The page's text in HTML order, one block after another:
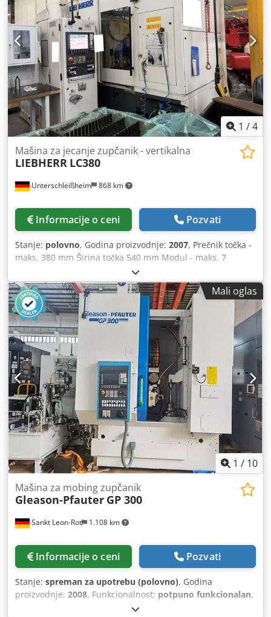
1 /4
Unterschleißheim 868 km
Mašina za jecanje zupčanik - vertikalna
LIEBHERR LC380
Informacije o ceni Pozvati
Stanje: polovno, Godina proizvodnje: 2007, Prečnik točka -
maks. 380 mm Širina točka 540 mm Modul - maks. 7
Upravljanje SINUMERIK 840 D Aksijalni hod 600 mm
Prečnik stola 317 mm Brzina stola 100 obr/min Glava
glodalice - zakretna + / - 35 stepeni Pogon glodalne vretena
27,00 kW Brzine glodala - bezstupanjsko do 1500 obr/min
Prečnik glodala 160 mm Dužina glodala maks. 330 mm
Brzina glave glodalice maks. 3000 1/min Prečnik pužnog
glodala - maks. 160 mm Dužina pužnog glodala - maks. 330
mm Tangencijalni hod maks. 300 mm Aksijalna brzina
10.000 mm/min Tangencijalna brzina maks. 3000 mm/min
Radijalna brzina 7.500 mm/min Codpfeyt Rvhox Actsrf
Zapremina ulja 100 l Zapremina rashladnog sredstva 780 l
Hod protivdržača 540 mm Ukupna potrebna snaga 50,00
kW Težina mašine cca 16,00 t Potreban prostor cca 6,00 x
4,50 x V3,50 m za sledeće procese: aksijalno valjčno
glodanje, povremeno glodanje, glodanje pužnih točkova,
fazetiranje, ovilavanje; NC protivdržač
Mali oglas
1 / 10
Sankt Leon-Rot 1.108 km
Mašina za mobing zupčanik
Gleason-Pfauter GP 300
Informacije o ceni Pozvati
Stanje: spreman za upotrebu (polovno), Godina
proizvodnje: 2008, Funkcionalnost: potpuno funkcionalan,
GP300 CNC valcna glodalica za zupčanja, MOKRO